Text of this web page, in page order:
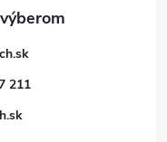
211